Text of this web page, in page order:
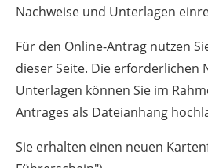
Nachweise und Unterlagen
Für den Online-Antrag nutzen
dieser Seite. Die erforderlichen
Unterlagen können Sie im
Antrages als Dateianhang
Sie erhalten einen neuen